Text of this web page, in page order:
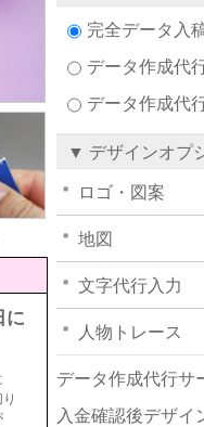
に
完全データ入
データ作成代
データ作成代
▼ デザインオプ
ロゴ・図案
地図
文字代行入力
人物トレース
データ作成代行サ
入金確認後デザイ